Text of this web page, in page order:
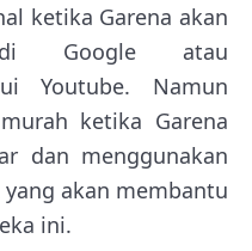
ketika Garena akan
Google atau
Youtube. Namun
ketika Garena
dan menggunakan
yang akan membantu
ini.